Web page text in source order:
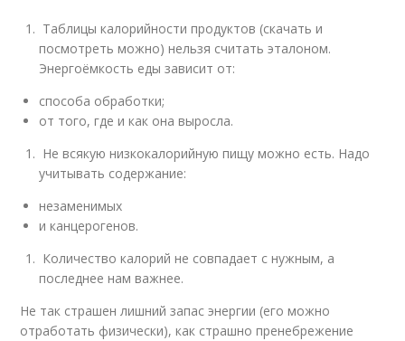
Таблицы калорийности продуктов (скачать и
посмотреть можно) нельзя считать эталоном.
Энергоёмкость еды зависит от:
способа обработки;
от того, где и как она выросла.
Не всякую низкокалорийную пищу можно есть. Надо
учитывать содержание:
незаменимых
и канцерогенов.
Количество калорий не совпадает с нужным, а
последнее нам важнее.
Не так страшен лишний запас энергии (его можно
отработать физически), как страшно пренебрежение